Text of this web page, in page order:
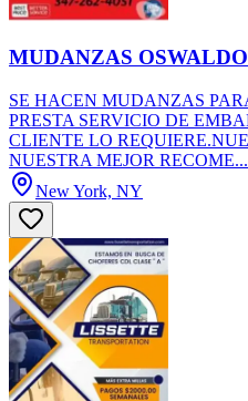
MUDANZAS OSWALDO
SE HACEN MUDANZAS
PRESTA SERVICIO DE
CLIENTE LO
NUESTRA MEJOR RECOME...
New York, NY